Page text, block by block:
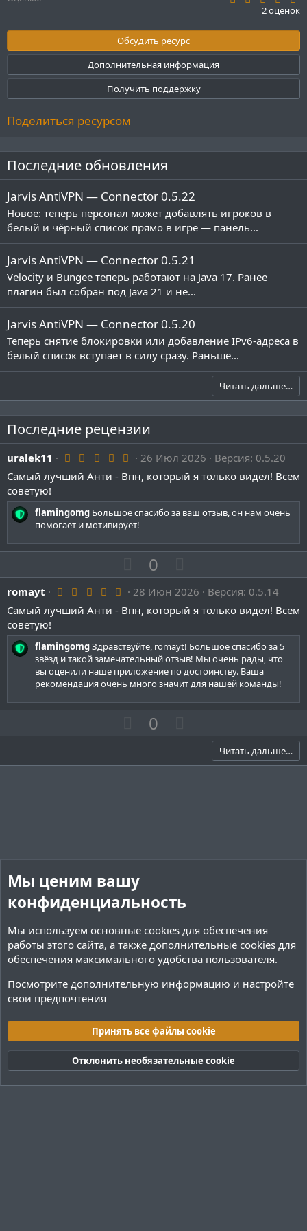
0
0
в
ё
з
д
2 оценок
Обсудить ресурс
Дополнительная информация
Получить поддержку
Поделиться ресурсом
Последние обновления
Jarvis AntiVPN — Connector 0.5.22
Новое: теперь персонал может добавлять игроков в
белый и чёрный список прямо в игре — панель...
Jarvis AntiVPN — Connector 0.5.21
Velocity и Bungee теперь работают на Java 17. Ранее
плагин был собран под Java 21 и не...
Jarvis AntiVPN — Connector 0.5.20
Теперь снятие блокировки или добавление IPv6-адреса в
белый список вступает в силу сразу. Раньше...
Читать дальше…
Последние рецензии
uralek11 5
0
з
в
ё
з
26 Июл 2026
Версия: 0.5.20
Самый лучший Анти - Впн, который я только видел! Всем
советую!
flamingomg Большое спасибо за ваш отзыв, он нам очень
помогает и мотивирует!
П
о
з
и
и
в
н
й
л
0
е
г
а
и
в
н
ы
й
л
romayt 5
0
з
в
ё
з
д
28 Июн 2026
Версия: 0.5.14
Самый лучший Анти - Впн, который я только видел! Всем
советую!
flamingomgЗдравствуйте, romayt! Большое спасибо за 5
звёзд и такой замечательный отзыв! Мы очень рады, что
вы оценили наше приложение по достоинству. Ваша
рекомендация очень много значит для нашей команды!
П
о
и
г
о
о
с
0
е
а
о
с
Читать дальше…
Cookies Тёмная (2020)
Русский (RU)
Обратная связь
Условия и правила
Политика конфиденциальности
Помощь
R
Мы ценим вашу
конфиденциальность
Мы используем основные cookies для обеспечения
работы этого сайта, а также дополнительные cookies для
обеспечения максимального удобства пользователя.
Посмотрите дополнительную информацию и настройте
свои предпочтения
Принять все файлы cookie
Отклонить необязательные cookie